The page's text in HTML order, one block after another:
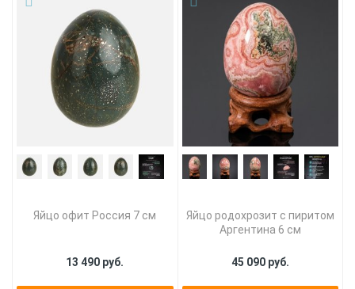
Яйцо офит Россия 7 см
13 490 руб.
Яйцо родохрозит с пиритом
Аргентина 6 см
45 090 руб.